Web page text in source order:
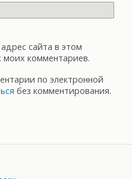
сайта в этом
комментариев.
по электронной
без комментирования.